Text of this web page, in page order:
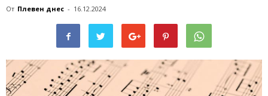
От Плевен днес - 16.12.2024